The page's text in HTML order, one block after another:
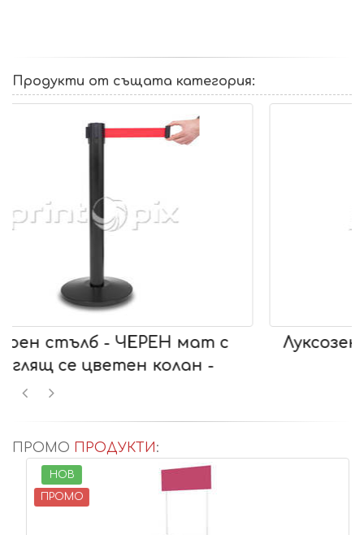
Продукти от същата категория:
Луксозен бариерен стълб - хром -
ПРОМО ПРОДУКТИ :
НОВ
ПРОМО